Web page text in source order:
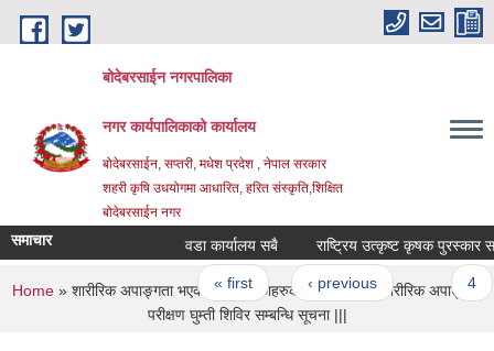
Skip to main content
बोदेबरसाईन नगरपालिका
नगर कार्यपालिकाको कार्यालय
बोदेबरसाईन, सप्तरी, मधेश प्रदेश , नेपाल सरकार
शहरी कृषि उधयोगमा आधारित, हरित संस्कृति,शिक्षित
बोदेबरसाईन नगर
समाचार वडा कार्यालय सबै राष्ट्रिय उत्कृष्ट कृषक
Pages
« first ‹ previous … 4
You are here
Home » शारीरिक अपाङ्गता भएका बालबालिकाहरुको स्वास्थ्य तथा शारीरिक अपाङ्गता
परीक्षण घुम्ती शिविर सम्बन्धि सूचना |||